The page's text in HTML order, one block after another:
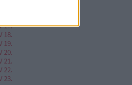
17.
18.
19.
20.
21.
22.
23.